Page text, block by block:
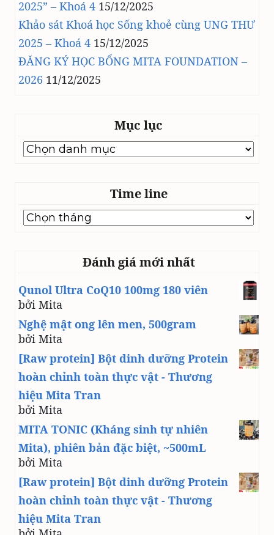
2025” – Khoá 4 15/12/2025
Khảo sát Khoá học Sống khoẻ cùng UNG THƯ
2025 – Khoá 4 15/12/2025
ĐĂNG KÝ HỌC BỔNG MITA FOUNDATION –
2026 11/12/2025
Mục lục
Mục
lục
Time line
Time
line
Đánh giá mới nhất
Qunol Ultra CoQ10 100mg 180 viên
bởi Mita
Nghệ mật ong lên men, 500gram
bởi Mita
[Raw protein] Bột dinh dưỡng Protein
hoàn chỉnh toàn thực vật - Thương
hiệu Mita Tran
bởi Mita
MITA TONIC (Kháng sinh tự nhiên
Mita), phiên bản đặc biệt, ~500mL
bởi Mita
[Raw protein] Bột dinh dưỡng Protein
hoàn chỉnh toàn thực vật - Thương
hiệu Mita Tran